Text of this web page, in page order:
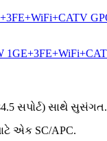
સપોર્ટ) સાથે સુસંગત.
એક SC/APC.